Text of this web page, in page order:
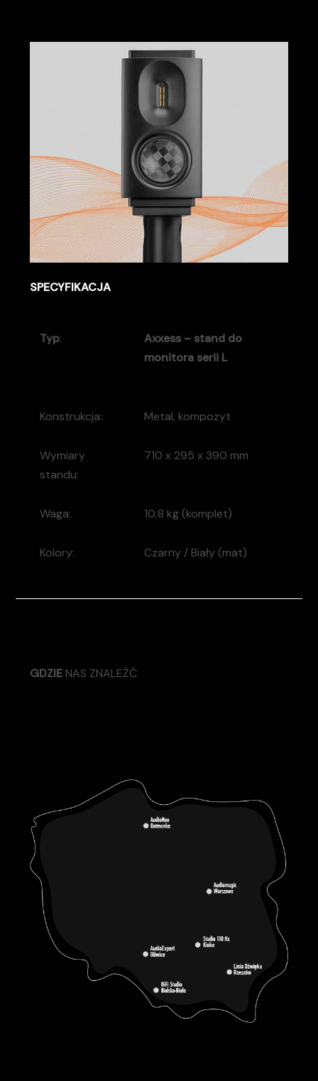
SPECYFIKACJA
Typ:
Axxess – stand do
monitora serii L
Konstrukcja: Metal, kompozyt
Wymiary
standu:
710 x 295 x 390 mm
Waga: 10,8 kg (komplet)
Kolory: Czarny / Biały (mat)
GDZIE NAS ZNALEŹĆ